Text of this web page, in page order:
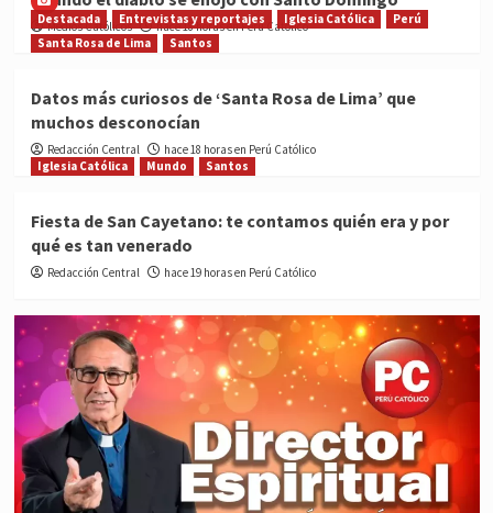
Medios Católicos hace 18 horas en Perú Católico
Destacada Entrevistas y reportajes Iglesia Católica
Perú
Santa Rosa de Lima
Santos
Datos más curiosos de ‘Santa Rosa de Lima’ que
muchos desconocían
Redacción Central
hace 18 horas en Perú Católico
Iglesia Católica
Mundo Santos
Fiesta de San Cayetano: te contamos quién era y por
qué es tan venerado
Redacción Central hace 19 horas en Perú Católico